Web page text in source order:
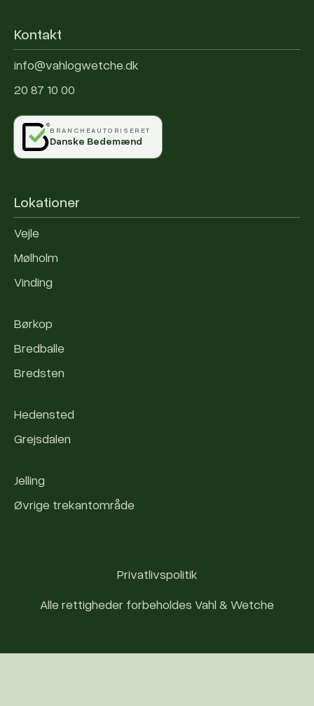
Kontakt
info@vahlogwetche.dk
20 87 10 00
BRANCHEAUTORISERET
Danske Bedemænd
Lokationer
Vejle
Mølholm
Vinding
Børkop
Bredballe
Bredsten
Hedensted
Grejsdalen
Jelling
Øvrige trekantområde
Privatlivspolitik
Alle rettigheder forbeholdes Vahl & Wetche